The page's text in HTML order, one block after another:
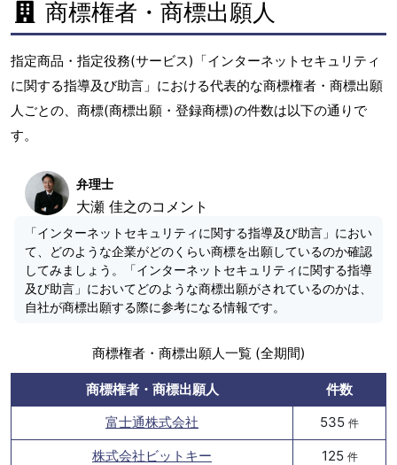
商標権者・商標出願人
指定商品・指定役務(サービス)「インターネットセキュリティ
に関する指導及び助言」における代表的な商標権者・商標出願
人ごとの、商標(商標出願・登録商標)の件数は以下の通りで
す。
弁理士
大瀬 佳之のコメント
「インターネットセキュリティに関する指導及び助言」におい
て、どのような企業がどのくらい商標を出願しているのか確認
してみましょう。「インターネットセキュリティに関する指導
及び助言」においてどのような商標出願がされているのかは、
自社が商標出願する際に参考になる情報です。
商標権者・商標出願人一覧 (全期間)
商標権者・商標出願人
件数
富士通株式会社
535 件
株式会社ビットキー 125 件